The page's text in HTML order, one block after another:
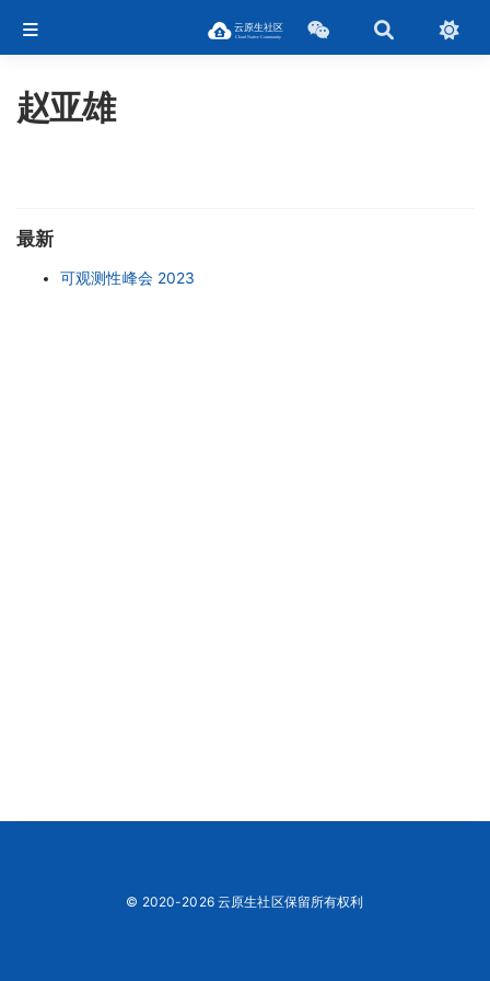
赵亚雄
最新
可观测性峰会 2023
© 2020-2026 云原生社区保留所有权利